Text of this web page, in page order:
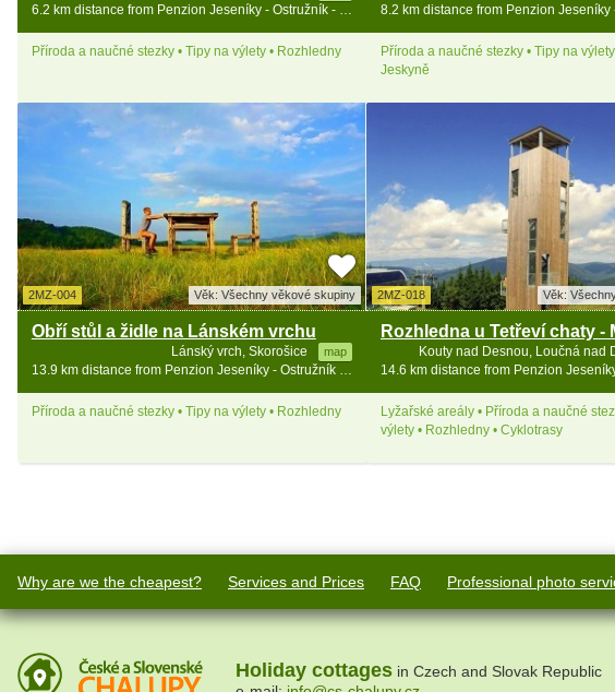
6.2 km distance from Penzion Jeseníky - Ostružník - Petříkov - Ramzová
Příroda a naučné stezky • Tipy na výlety • Rozhledny
Příroda a naučné stezky • Tipy na
Jeskyně
2MZ-004 Věk: Všechny věkové skupiny
Obří stůl a židle na Lánském vrchu
Lánský vrch, Skorošice map
13.9 km distance from Penzion Jeseníky - Ostružník - Petříkov - Ramzová
Příroda a naučné stezky • Tipy na výlety • Rozhledny
2MZ-018 Věk:
Kouty nad Desnou, Loučná nad
Lyžařské areály • Příroda a naučné
výlety • Rozhledny • Cyklotrasy
Why are we the cheapest? Services and Prices FAQ Professional photo
Holiday cottages in Czech and Slovak Republic